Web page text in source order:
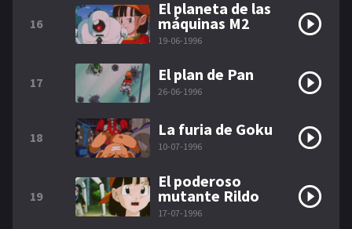
16
El planeta de las
máquinas M2
19-06-1996
17 El plan de Pan
26-06-1996
18 La furia de Goku
10-07-1996
19
El poderoso
mutante Rildo
17-07-1996